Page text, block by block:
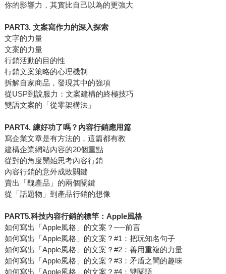
你的影響力，其實比自己以為的更強大
PART3. 文案寫作力的深入探索
文字的力量
文案的力量
行銷活動的目的性
行銷文案策略的心理機制
拆解自家商品，發現其中的強項
從USP到說服力：文案建構的終極技巧
雙語文案的「從零架構法」
PART4. 練好功了嗎？內容行銷應用篇
寫企業文章是有方法的，這篇都有教
建構企業網站內容的20個重點
從對的角度開始思考內容行銷
內容行銷的意外成敗關鍵
賣出「醜產品」的兩個關鍵
從「話題物」到產品行銷的想像
PART5.科技內容行銷的標竿：Apple風格
如何寫出「Apple風格」的文案？──前言
如何寫出「Apple風格」的文案？#1：把玩知名句子
如何寫出「Apple風格」的文案？#2：善用重複的力量
如何寫出「Apple風格」的文案？#3：矛盾之間的趣味
如何寫出「Apple風格」的文案？#4：雙關語